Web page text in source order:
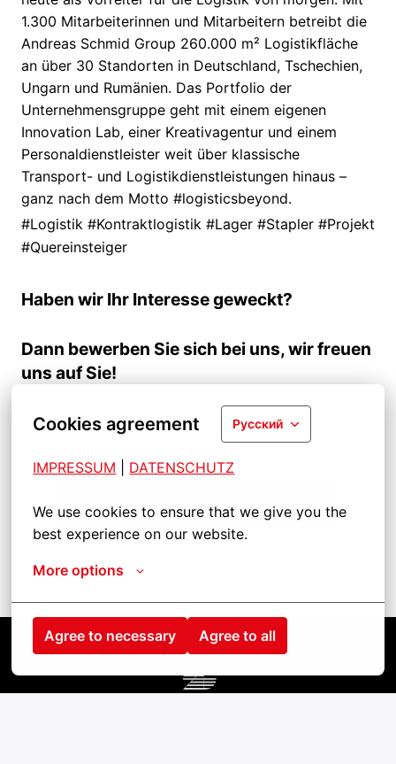
Cookies agreement Русский
IMPRESSUM DATENSCHUTZ
We use cookies to ensure that we give you the
best experience on our website.
More options
Agree to necessary Agree to all
1.300 Mitarbeiterinnen und Mitarbeitern betreibt die
Andreas Schmid Group 260.000 m² Logistikfläche
an über 30 Standorten in Deutschland, Tschechien,
Ungarn und Rumänien. Das Portfolio der
Unternehmensgruppe geht mit einem eigenen
Innovation Lab, einer Kreativagentur und einem
Personaldienstleister weit über klassische
Transport- und Logistikdienstleistungen hinaus –
ganz nach dem Motto #logisticsbeyond.
#Logistik #Kontraktlogistik #Lager #Stapler #Projekt
#Quereinsteiger
Haben wir Ihr Interesse geweckt?
Dann bewerben Sie sich bei uns, wir freuen
uns auf Sie!
Prijavite se na radno mjesto
Podijeli radno mjesto
Startseite